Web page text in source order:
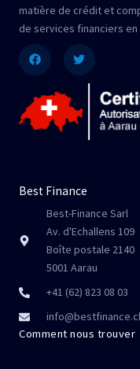
matière de crédit et
de services financiers en
Best Finance
Best-Finance Sarl
Av. d'Echallens 109
Boîte postale 2140
5001 Aarau
+41 (62) 823 08 03
Comment nous trouver